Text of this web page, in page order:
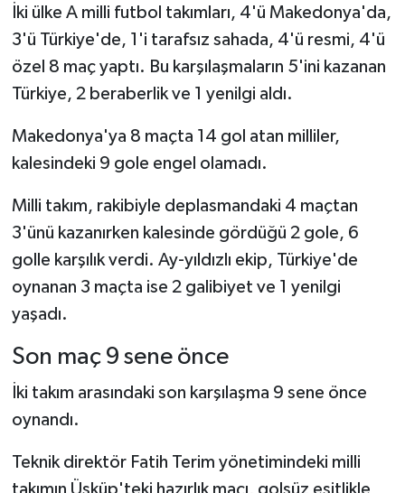
İki ülke A milli futbol takımları, 4'ü Makedonya'da,
3'ü Türkiye'de, 1'i tarafsız sahada, 4'ü resmi, 4'ü
özel 8 maç yaptı. Bu karşılaşmaların 5'ini kazanan
Türkiye, 2 beraberlik ve 1 yenilgi aldı.
Makedonya'ya 8 maçta 14 gol atan milliler,
kalesindeki 9 gole engel olamadı.
Milli takım, rakibiyle deplasmandaki 4 maçtan
3'ünü kazanırken kalesinde gördüğü 2 gole, 6
golle karşılık verdi. Ay-yıldızlı ekip, Türkiye'de
oynanan 3 maçta ise 2 galibiyet ve 1 yenilgi
yaşadı.
Son maç 9 sene önce
İki takım arasındaki son karşılaşma 9 sene önce
oynandı.
Teknik direktör Fatih Terim yönetimindeki milli
takımın Üsküp'teki hazırlık maçı, golsüz eşitlikle